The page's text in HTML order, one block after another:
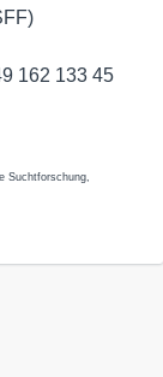
162 133 45
Suchtforschung,